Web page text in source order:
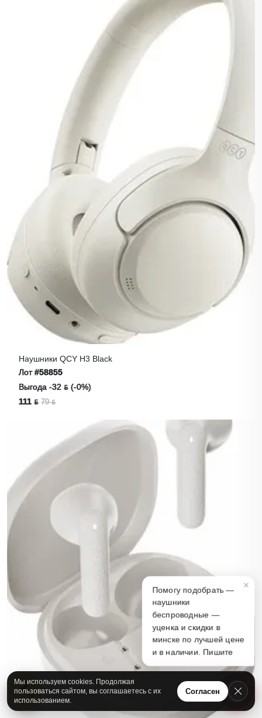
Наушники QCY H3 Black
Лот#58855
Выгода -32 ƃ (-0%)
111 ƃ 79 ƃ
Мы используем cookies. Продолжая
пользоваться сайтом, вы соглашаетесь с их
использованием.
Согласен
Помогу подобрать —
наушники
беспроводные —
уценка и скидки в
минске по лучшей цене
и в наличии. Пишите
×
А